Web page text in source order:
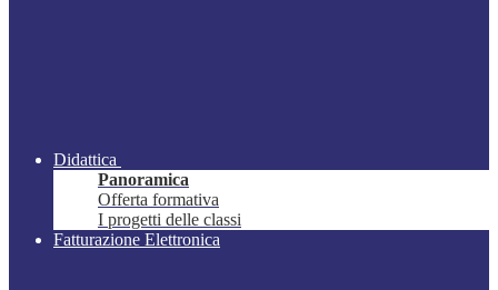
Didattica
Panoramica
Offerta formativa
I progetti delle classi
Fatturazione Elettronica